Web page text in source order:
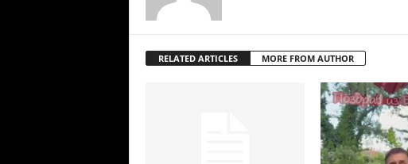
RELATED ARTICLES MORE FROM AUTHOR